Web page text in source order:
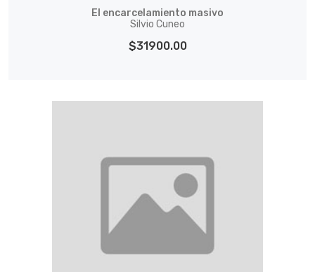
El encarcelamiento masivo
Silvio Cuneo
$31900.00